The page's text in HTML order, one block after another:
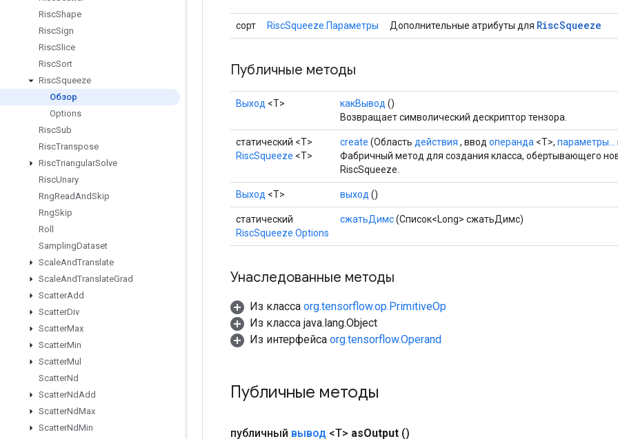
RiscShape
RiscSign
RiscSlice
RiscSort
RiscSqueeze
Обзор
Options
RiscSub
RiscTranspose
RiscTriangularSolve
RiscUnary
RngReadAndSkip
RngSkip
Roll
SamplingDataset
ScaleAndTranslate
ScaleAndTranslateGrad
ScatterAdd
ScatterDiv
ScatterMax
ScatterMin
ScatterMul
ScatterNd
ScatterNdAdd
ScatterNdMax
ScatterNdMin
сорт RiscSqueeze.Параметры Дополнительные атрибуты для RiscSqueeze
Публичные методы
Выход <Т> какВывод ()
Возвращает символический дескриптор тензора.
статический <T>
RiscSqueeze <T>
create (Область действия , ввод операнда <T>, параметры...
Фабричный метод для создания класса, обертывающего
RiscSqueeze.
Выход <Т> выход ()
статический
RiscSqueeze.Options
сжатьДимс(Список<Long> сжатьДимс)
Унаследованные методы
Из класса org.tensorflow.op.PrimitiveOp
Из класса java.lang.Object
Из интерфейса org.tensorflow.Operand
Публичные методы
публичный вывод <T> asOutput ()